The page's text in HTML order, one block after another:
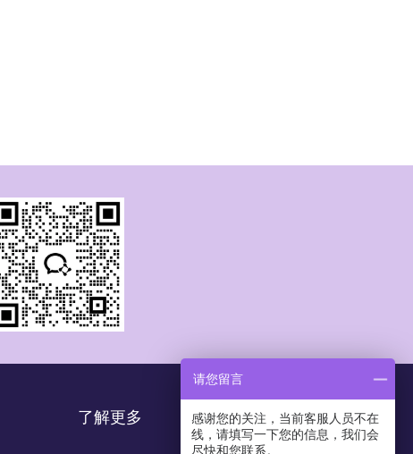
了解更多
请您留言
感谢您的关注，当前客服人员不在
线，请填写一下您的信息，我们会
尽快和您联系。